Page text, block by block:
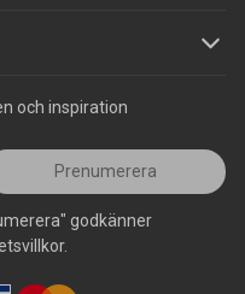
och inspiration
Prenumerera
godkänner